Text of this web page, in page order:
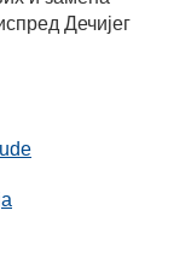
Дечијег